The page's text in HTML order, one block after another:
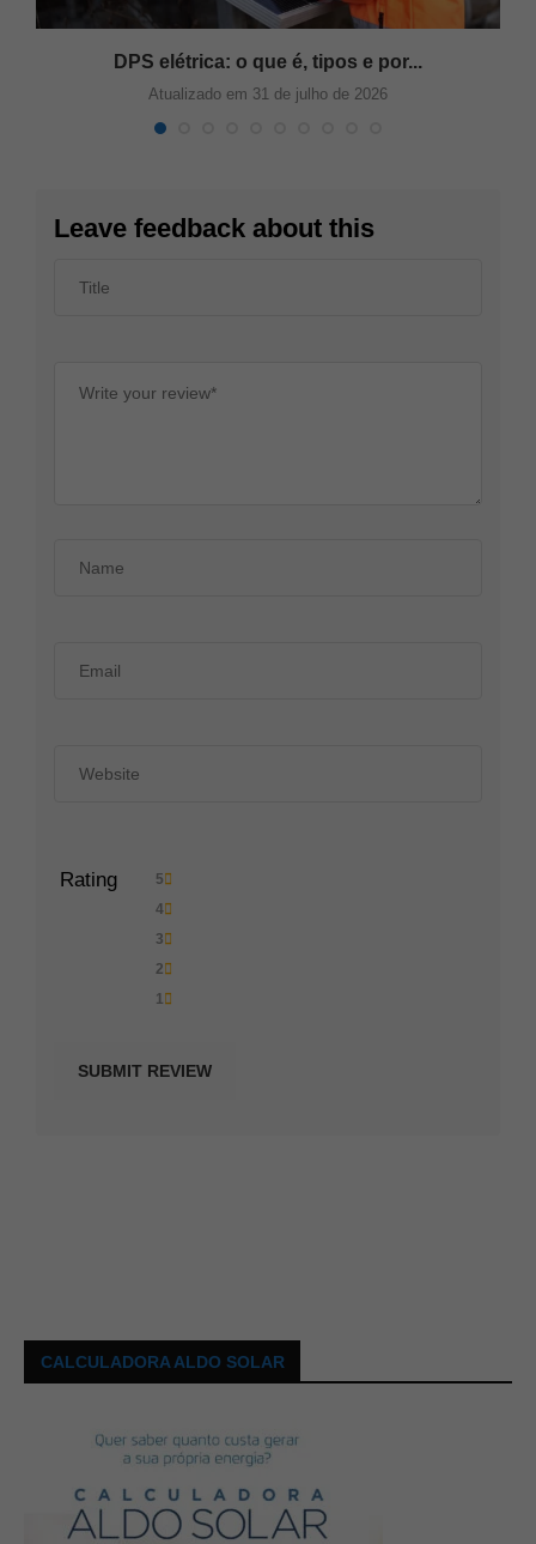
DPS elétrica: o que é, tipos e por...
Atualizado em 31 de julho de 2026
Leave feedback about this
Rating
5
4
3
2
1
CALCULADORA ALDO SOLAR